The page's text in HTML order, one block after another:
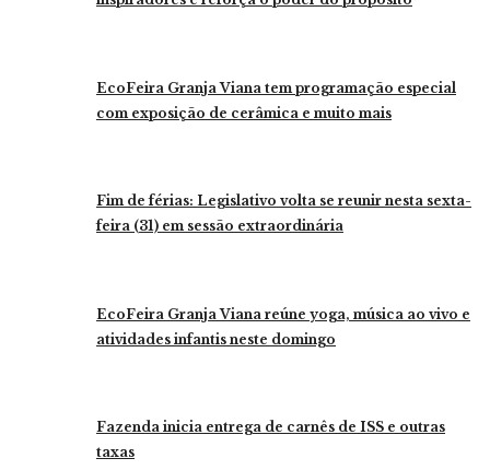
EcoFeira Granja Viana tem programação especial
com exposição de cerâmica e muito mais
Fim de férias: Legislativo volta se reunir nesta sexta-
feira (31) em sessão extraordinária
EcoFeira Granja Viana reúne yoga, música ao vivo e
atividades infantis neste domingo
Fazenda inicia entrega de carnês de ISS e outras
taxas